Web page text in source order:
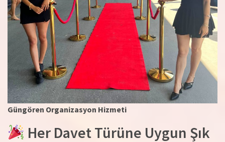
Güngören Organizasyon Hizmeti
Her Davet Türüne Uygun Şık